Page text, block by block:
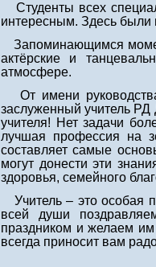
Студенты всех
интересным. Здесь были
Запоминающимся
актёрские и
атмосфере.
От имени
заслуженный учитель
учителя! Нет задачи
лучшая профессия на
составляет самые
могут донести эти
здоровья, семейного
Учитель – это особая
всей души
праздником и желаем им
всегда приносит вам